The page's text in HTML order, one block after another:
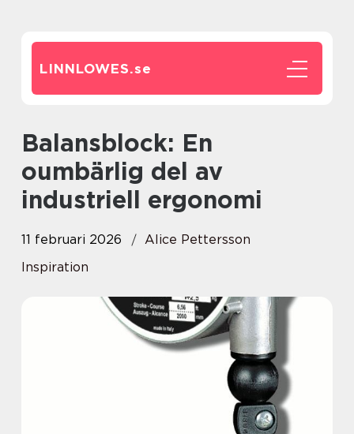
LINNLOWES.se
Balansblock: En
oumbärlig del av
industriell ergonomi
11 februari 2026
Alice Pettersson
Inspiration